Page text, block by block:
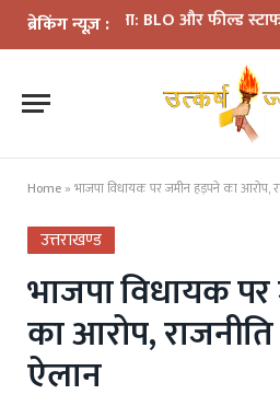
ब्रेकिंग न्यूज़ :
समीक्षा: BLO और फील्ड स्टाफ को
Home » भाजपा विधायक पर जमीन हड़पने का आरोप,
उत्तराखण्ड
भाजपा विधायक
का आरोप,
ऐलान